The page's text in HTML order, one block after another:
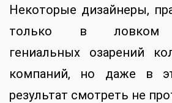
Некоторые дизайнеры,
только в ловком
гениальных озарений
компаний, но даже в
результат смотреть не